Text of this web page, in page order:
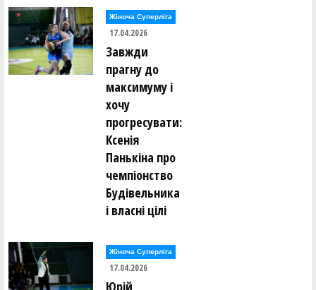
Жіноча Суперліга
17.04.2026
Завжди
прагну до
максимуму і
хочу
прогресувати:
Ксенія
Панькіна про
чемпіонство
Будівельника
і власні цілі
Жіноча Суперліга
17.04.2026
Юрій